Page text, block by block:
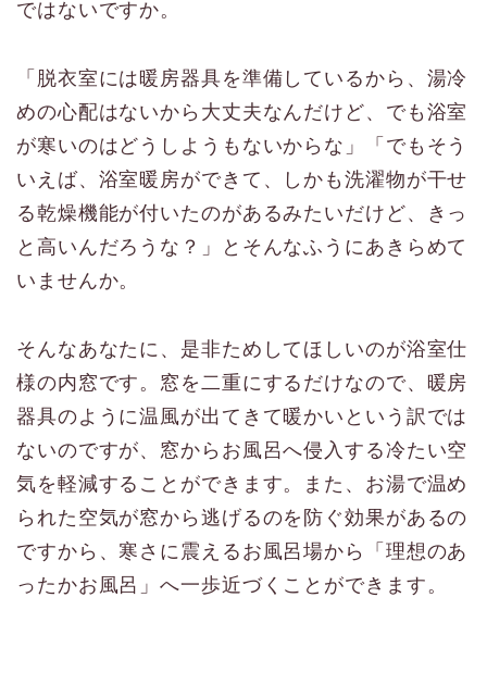
ではないですか。
「脱衣室には暖房器具を準備しているから、湯冷
めの心配はないから大丈夫なんだけど、でも浴室
が寒いのはどうしようもないからな」「でもそう
いえば、浴室暖房ができて、しかも洗濯物が干せ
る乾燥機能が付いたのがあるみたいだけど、きっ
と高いんだろうな？」とそんなふうにあきらめて
いませんか。
そんなあなたに、是非ためしてほしいのが浴室仕
様の内窓です。窓を二重にするだけなので、暖房
器具のように温風が出てきて暖かいという訳では
ないのですが、窓からお風呂へ侵入する冷たい空
気を軽減することができます。また、お湯で温め
られた空気が窓から逃げるのを防ぐ効果があるの
ですから、寒さに震えるお風呂場から「理想のあ
ったかお風呂」へ一歩近づくことができます。